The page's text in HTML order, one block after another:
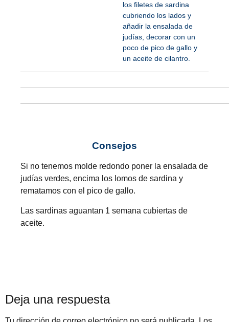
los filetes de sardina
cubriendo los lados y
añadir la ensalada de
judías, decorar con un
poco de pico de gallo y
un aceite de cilantro.
Consejos
Si no tenemos molde redondo poner la ensalada de
judías verdes, encima los lomos de sardina y
rematamos con el pico de gallo.
Las sardinas aguantan 1 semana cubiertas de
aceite.
Deja una respuesta